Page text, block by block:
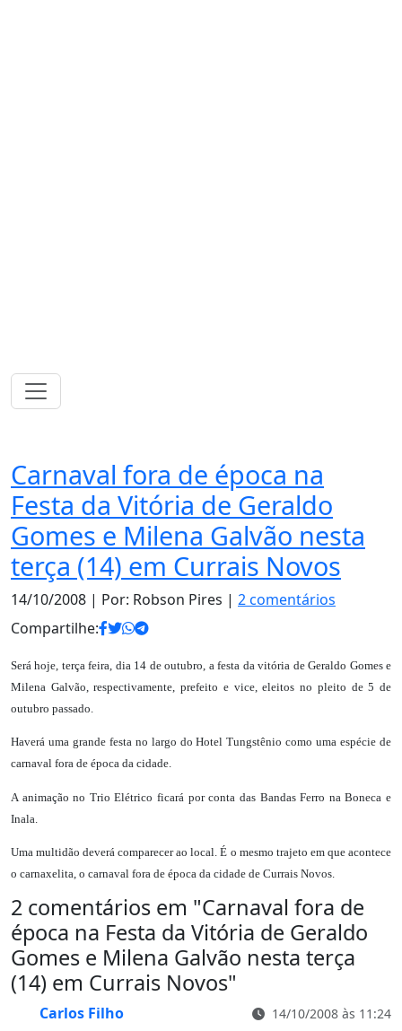
Carnaval fora de época na
Festa da Vitória de Geraldo
Gomes e Milena Galvão nesta
terça (14) em Currais Novos
14/10/2008 | Por: Robson Pires | 2 comentários
Compartilhe:
Será hoje, terça feira, dia 14 de outubro, a festa da vitória de Geraldo Gomes e
Milena Galvão, respectivamente, prefeito e vice, eleitos no pleito de 5 de
outubro passado.
Haverá uma grande festa no largo do Hotel Tungstênio como uma espécie de
carnaval fora de época da cidade.
A animação no Trio Elétrico ficará por conta das Bandas Ferro na Boneca e
Inala.
Uma multidão deverá comparecer ao local. É o mesmo trajeto em que acontece
o carnaxelita, o carnaval fora de época da cidade de Currais Novos.
2 comentários em "Carnaval fora de
época na Festa da Vitória de Geraldo
Gomes e Milena Galvão nesta terça
(14) em Currais Novos"
Carlos Filho 14/10/2008 às 11:24